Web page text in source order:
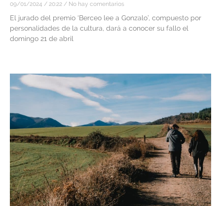
09/01/2024 20:22 No hay comentarios
El jurado del premio ‘Berceo lee a Gonzalo’, compuesto por
personalidades de la cultura, dará a conocer su fallo el
domingo 21 de abril